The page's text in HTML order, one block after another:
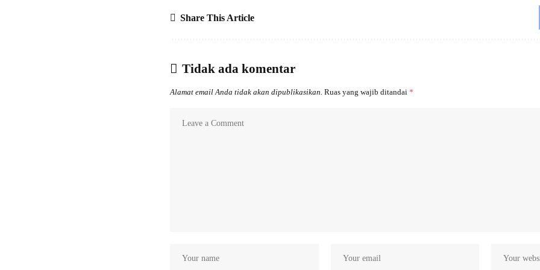
Share This Article
Tidak ada komentar
Alamat email Anda tidak akan dipublikasikan. Ruas yang wajib ditandai *